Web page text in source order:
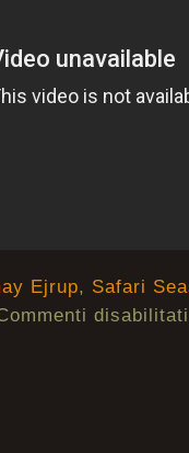
Ejrup, Safari
disabilitati